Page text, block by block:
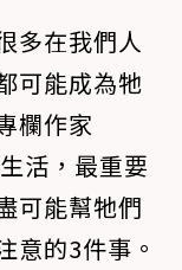
多在我們人
可能成為牠
欄作家
活，最重要
可能幫牠們
意的3件事。